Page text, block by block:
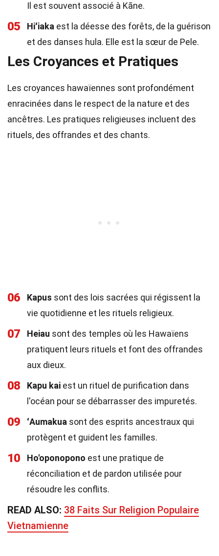
Il est souvent associé à Kāne.
05 Hiʻiaka est la déesse des forêts, de la guérison
et des danses hula. Elle est la sœur de Pele.
Les Croyances et Pratiques
Les croyances hawaïennes sont profondément
enracinées dans le respect de la nature et des
ancêtres. Les pratiques religieuses incluent des
rituels, des offrandes et des chants.
06 Kapus sont des lois sacrées qui régissent la
vie quotidienne et les rituels religieux.
07 Heiau sont des temples où les Hawaïens
pratiquent leurs rituels et font des offrandes
aux dieux.
08 Kapu kai est un rituel de purification dans
l'océan pour se débarrasser des impuretés.
09 ʻAumakua sont des esprits ancestraux qui
protègent et guident les familles.
10 Ho'oponopono est une pratique de
réconciliation et de pardon utilisée pour
résoudre les conflits.
READ ALSO: 38 Faits Sur Religion Populaire
Vietnamienne